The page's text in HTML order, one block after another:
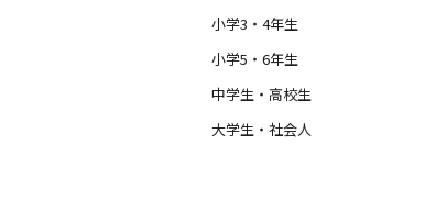
小学3・4年生
小学5・6年生
中学生・高校生
大学生・社会人